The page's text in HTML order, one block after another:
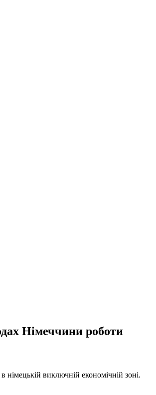
Німеччини роботи
німецькій виключній економічній зоні.